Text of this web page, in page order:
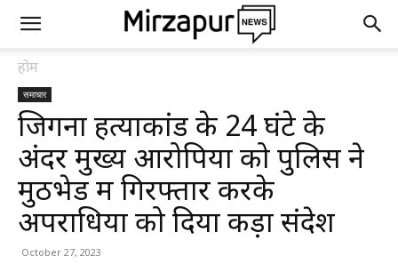
होम
समाचार
जिगना हत्याकांड के 24 घंटे के
अंदर मुख्य आरोपियों को पुलिस ने
मुठभेड में गिरफ्तार करके
अपराधियों को दिया कड़ा संदेश
October 27, 2023